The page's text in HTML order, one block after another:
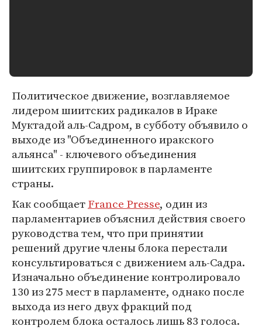
Политическое движение, возглавляемое
лидером шиитских радикалов в Ираке
Муктадой аль-Садром, в субботу объявило о
выходе из "Объединенного иракского
альянса" - ключевого объединения
шиитских группировок в парламенте
страны.
Как сообщаетFrance Presse, один из
парламентариев объяснил действия своего
руководства тем, что при принятии
решений другие члены блока перестали
консультироваться с движением аль-Садра.
Изначально объединение контролировало
130 из 275 мест в парламенте, однако после
выхода из него двух фракций под
контролем блока осталось лишь 83 голоса.